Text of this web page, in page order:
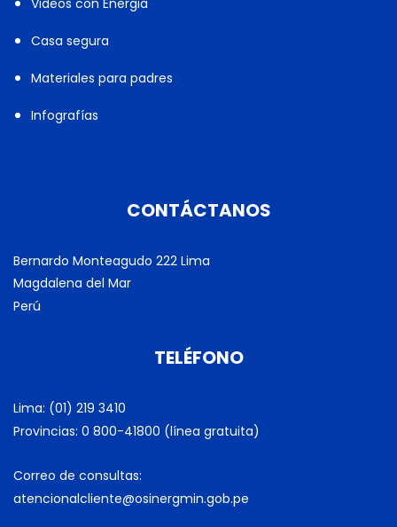
Casa segura
Materiales para padres
Infografías
CONTÁCTANOS
Bernardo Monteagudo 222 Lima
Magdalena del Mar
Perú
TELÉFONO
Lima: (01) 219 3410
Provincias: 0 800-41800 (línea gratuita)
Correo de consultas:
atencionalcliente@osinergmin.gob.pe